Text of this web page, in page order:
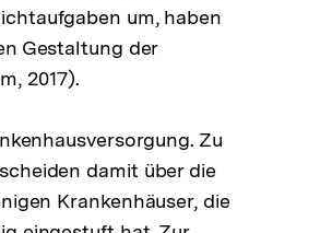
um, haben
Gestaltung der
2017).
Zu
damit über die
Krankenhäuser, die